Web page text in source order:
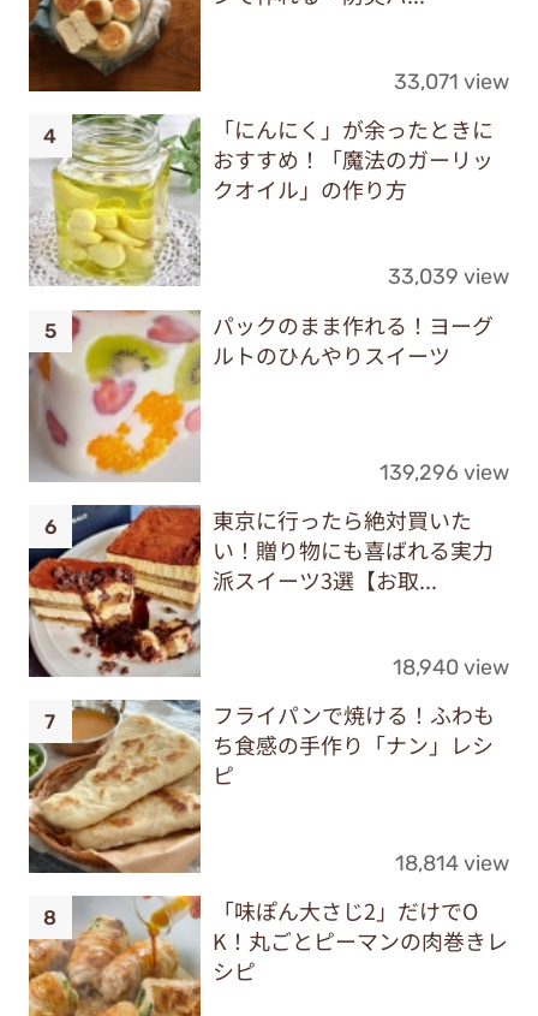
33,071 view
「にんにく」が余ったときに
おすすめ！「魔法のガーリッ
クオイル」の作り方
33,039 view
パックのまま作れる！ヨーグ
ルトのひんやりスイーツ
139,296 view
東京に行ったら絶対買いた
い！贈り物にも喜ばれる実力
派スイーツ3選【お取...
18,940 view
フライパンで焼ける！ふわも
ち食感の手作り「ナン」レシ
ピ
18,814 view
「味ぽん大さじ2」だけでO
K！丸ごとピーマンの肉巻きレ
シピ